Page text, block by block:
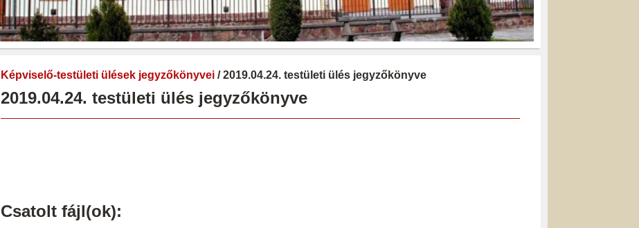
Képviselő-testületi ülések jegyzőkönyvei / 2019.04.24. testületi ülés jegyzőkönyve
2019.04.24. testületi ülés jegyzőkönyve
Csatolt fájl(ok):